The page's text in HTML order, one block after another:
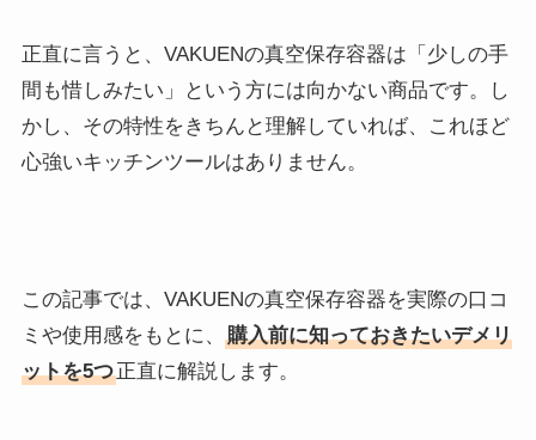
正直に言うと、VAKUENの真空保存容器は「少しの手
間も惜しみたい」という方には向かない商品です。し
かし、その特性をきちんと理解していれば、これほど
心強いキッチンツールはありません。
この記事では、VAKUENの真空保存容器を実際の口コ
ミや使用感をもとに、
購入前に知っておきたいデメリ
ットを5つ正直に解説します。